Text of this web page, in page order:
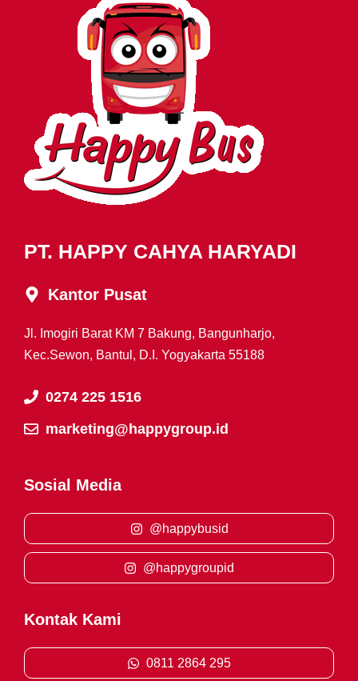
PT. HAPPY CAHYA HARYADI
Kantor Pusat
Jl. Imogiri Barat KM 7 Bakung, Bangunharjo,
Kec.Sewon, Bantul, D.I. Yogyakarta 55188
0274 225 1516
marketing@happygroup.id
Sosial Media
@happybusid
@happygroupid
Kontak Kami
0811 2864 295